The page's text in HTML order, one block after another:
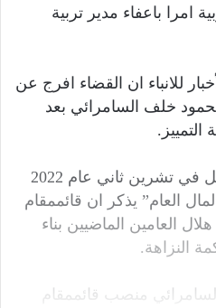
امرا باعفاء مدير تربية
للانباء ان القضاء افرج عن
خلف السامرائي بعد
واضاف ان السامرائي اعتقل في تشرين ثاني عام 2022
العام” يذكر ان قائممقام
العامين الماضيين بناء
النزاهة.
منصب قائممقام